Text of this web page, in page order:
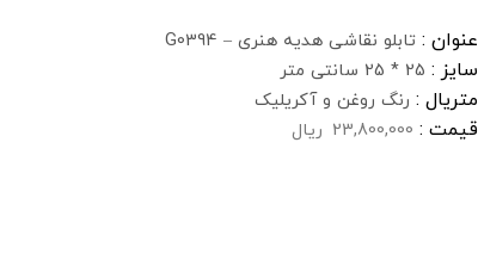
عنوان : تابلو نقاشی هدیه هنری – G0394
سایز : 25 * 25 سانتی متر
متریال : رنگ روغن و آکریلیک
قیمت : 23,800,000 ریال